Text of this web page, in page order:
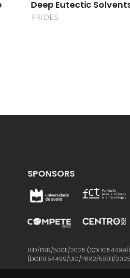
emBedded pRocessing
at Nanoscale
SPONSORS
UID/PRR/50011/2025 (DOI:10.54499/
(DOI:10.54499/UID/PRR2/50011/2025